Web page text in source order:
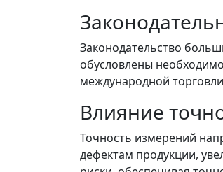
Законодательство
обусловлены
международной
Влияние
Точность измерений
дефектам продукции,